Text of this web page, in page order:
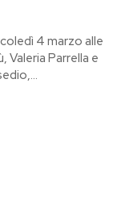
4 marzo alle
Valeria Parrella e